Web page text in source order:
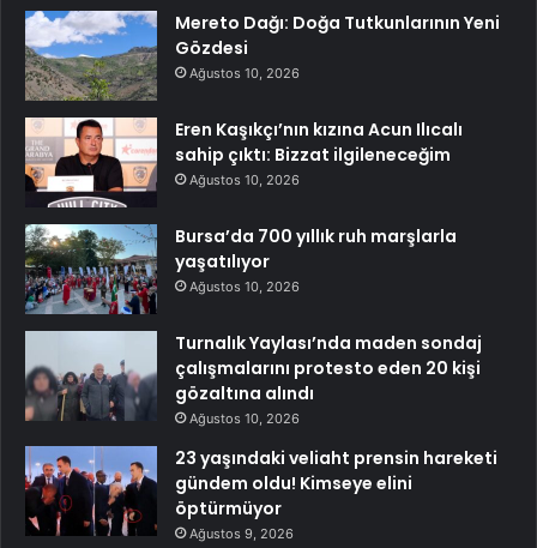
Mereto Dağı: Doğa Tutkunlarının Yeni
Gözdesi
Ağustos 10, 2026
Eren Kaşıkçı’nın kızına Acun Ilıcalı
sahip çıktı: Bizzat ilgileneceğim
Ağustos 10, 2026
Bursa’da 700 yıllık ruh marşlarla
yaşatılıyor
Ağustos 10, 2026
Turnalık Yaylası’nda maden sondaj
çalışmalarını protesto eden 20 kişi
gözaltına alındı
Ağustos 10, 2026
23 yaşındaki veliaht prensin hareketi
gündem oldu! Kimseye elini
öptürmüyor
Ağustos 9, 2026